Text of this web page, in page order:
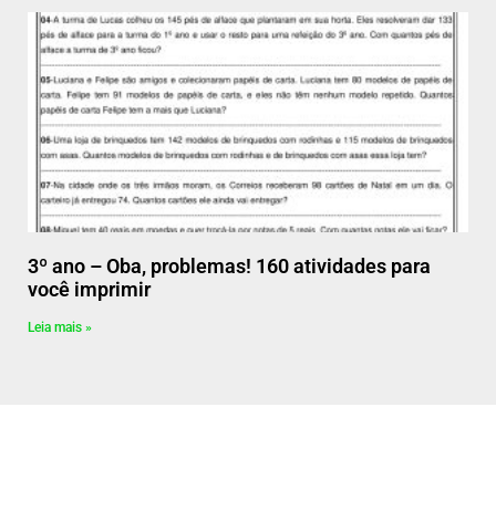
3º ano – Oba, problemas! 160 atividades para
você imprimir
Leia mais »